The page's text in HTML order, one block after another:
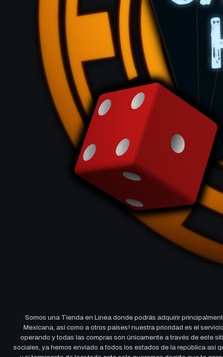
Somos una Tienda en Linea donde podrás adquirir
Mexicana, así como a otros países! nuestra prioridad es el
operando y todas las compras son únicamente a través de este
sociales, ya hemos enviado a todos los estados de la república así